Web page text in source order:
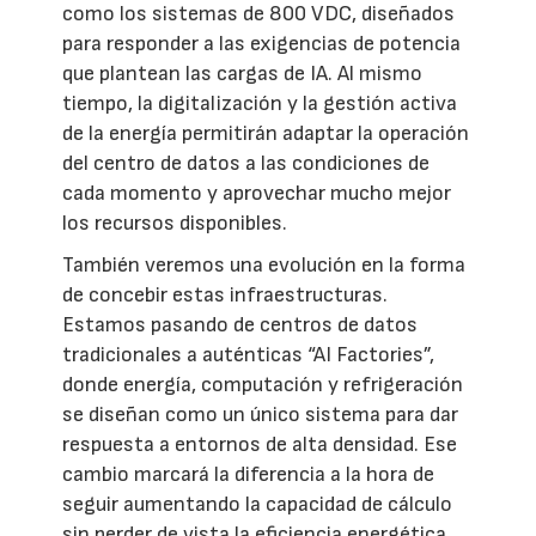
como los sistemas de 800 VDC, diseñados
para responder a las exigencias de potencia
que plantean las cargas de IA. Al mismo
tiempo, la digitalización y la gestión activa
de la energía permitirán adaptar la operación
del centro de datos a las condiciones de
cada momento y aprovechar mucho mejor
los recursos disponibles.
También veremos una evolución en la forma
de concebir estas infraestructuras.
Estamos pasando de centros de datos
tradicionales a auténticas “AI Factories”,
donde energía, computación y refrigeración
se diseñan como un único sistema para dar
respuesta a entornos de alta densidad. Ese
cambio marcará la diferencia a la hora de
seguir aumentando la capacidad de cálculo